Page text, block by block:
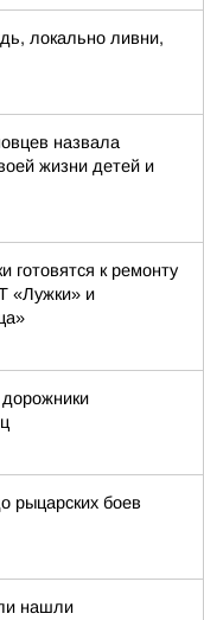
локально ливни,
назвала
жизни детей и
готовятся к ремонту
«Лужки» и
дорожники
рыцарских боев
нашли